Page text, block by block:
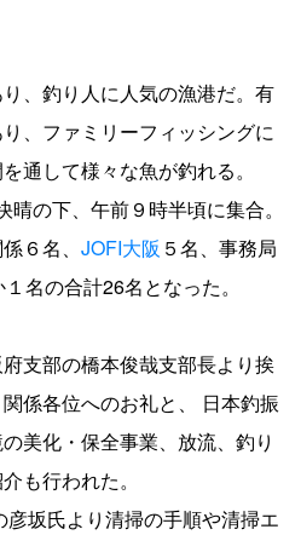
、釣り人に人気の漁港だ。有
、ファミリーフィッシングに
通して様々な魚が釣れる。
の下、午前９時半頃に集合。
６名、 JOFI大阪 ５名、事務局
名の合計26名となった。
支部の橋本俊哉支部長より挨
係各位へのお礼と、 日本釣振
美化・保全事業、放流、釣り
も行われた。
坂氏より清掃の手順や清掃エ